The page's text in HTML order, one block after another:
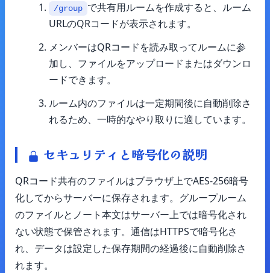
/group で共有用ルームを作成すると、ルーム
URLのQRコードが表示されます。
メンバーはQRコードを読み取ってルームに参
加し、ファイルをアップロードまたはダウンロ
ードできます。
ルーム内のファイルは一定期間後に自動削除さ
れるため、一時的なやり取りに適しています。
セキュリティと暗号化の説明
QRコード共有のファイルはブラウザ上でAES-256暗号
化してからサーバーに保存されます。グループルーム
のファイルとノート本文はサーバー上では暗号化され
ない状態で保管されます。通信はHTTPSで暗号化さ
れ、データは設定した保存期間の経過後に自動削除さ
れます。